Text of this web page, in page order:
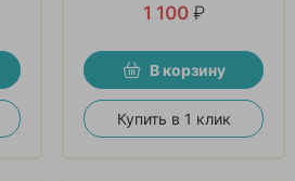
1 100 ₽
В корзину
Купить в 1 клик